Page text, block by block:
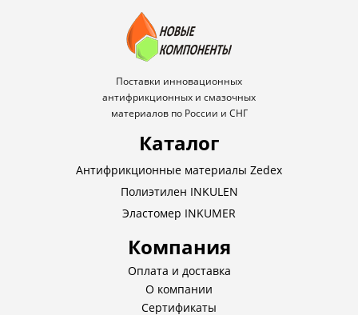
Поставки инновационных
антифрикционных и смазочных
материалов по России и СНГ
Каталог
Антифрикционные материалы Zedex
Полиэтилен INKULEN
Эластомер INKUMER
Компания
Оплата и доставка
О компании
Сертификаты